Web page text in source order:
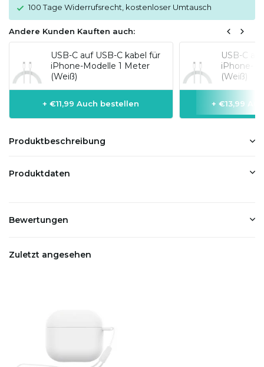
100 Tage Widerrufsrecht, kostenloser Umtausch
Andere Kunden Kauften auch:
USB-C auf USB-C kabel für
iPhone-Modelle 1 Meter
(Weiß)
+ €11,99 Auch bestellen
USB-C
iPhone-
(Weiß)
+ €13,99
Produktbeschreibung
Produktdaten
Bewertungen
Zuletzt angesehen